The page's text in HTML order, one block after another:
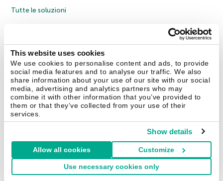
This website uses cookies
We use cookies to personalise content and ads, to provide
social media features and to analyse our traffic. We also
share information about your use of our site with our social
media, advertising and analytics partners who may
combine it with other information that you’ve provided to
them or that they’ve collected from your use of their
services.
Show details
Allow all cookies Customize
Use necessary cookies only
Tutte le soluzioni
Informativa sulla privacy
Policy anticorruzione
Contratto di licenza B2C
Cookies
Contatti Chi siamo Partner Blog Centro risorse Comunicati stampa
Securelist Eugene Personal Blog Encyclopedia
Italia & Svizzera